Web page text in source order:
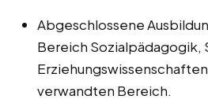
Abgeschlossene
Bereich Sozialpädagogik,
verwandten Bereich.